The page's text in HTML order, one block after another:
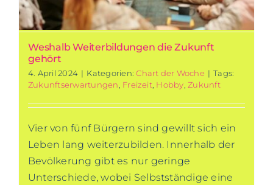
Weshalb Weiterbildungen die Zukunft
gehört
4. April 2024 | Kategorien:Chart der Woche | Tags:
Zukunftserwartungen, Freizeit, Hobby,Zukunft
Vier von fünf Bürgern sind gewillt sich ein
Leben lang weiterzubilden. Innerhalb der
Bevölkerung gibt es nur geringe
Unterschiede, wobei Selbstständige eine